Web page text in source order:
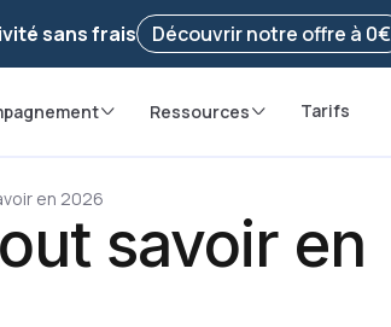
🚀 Reprendre ma démarche
sans frais Découvrir notre offre à 0€
Ressources Tarifs
en 2026
savoir en